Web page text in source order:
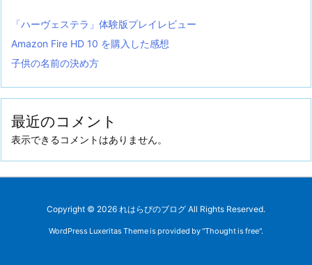
「ハーヴェステラ」体験版プレイレビュー
Amazon Fire HD 10 を購入した感想
子供の名前の決め方
最近のコメント
表示できるコメントはありません。
Copyright © 2026 れはらぴのブログ All Rights Reserved.
WordPress Luxeritas Theme is provided by "Thought is free".